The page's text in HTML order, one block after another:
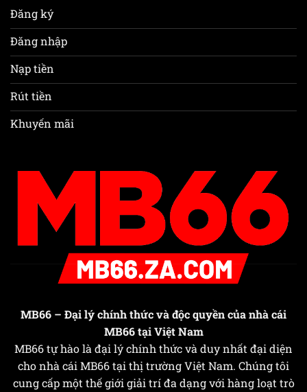
Đăng ký
Đăng nhập
Nạp tiền
Rút tiền
Khuyến mãi
MB66 – Đại lý chính thức và độc quyền của nhà cái
MB66 tại Việt Nam
MB66 tự hào là đại lý chính thức và duy nhất đại diện
cho nhà cái MB66 tại thị trường Việt Nam. Chúng tôi
cung cấp một thế giới giải trí đa dạng với hàng loạt trò